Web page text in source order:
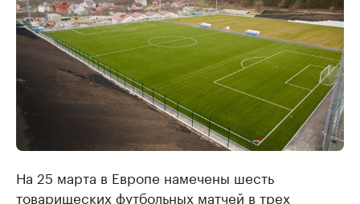
На 25 марта в Европе намечены шесть
товарищеских футбольных матчей в трех